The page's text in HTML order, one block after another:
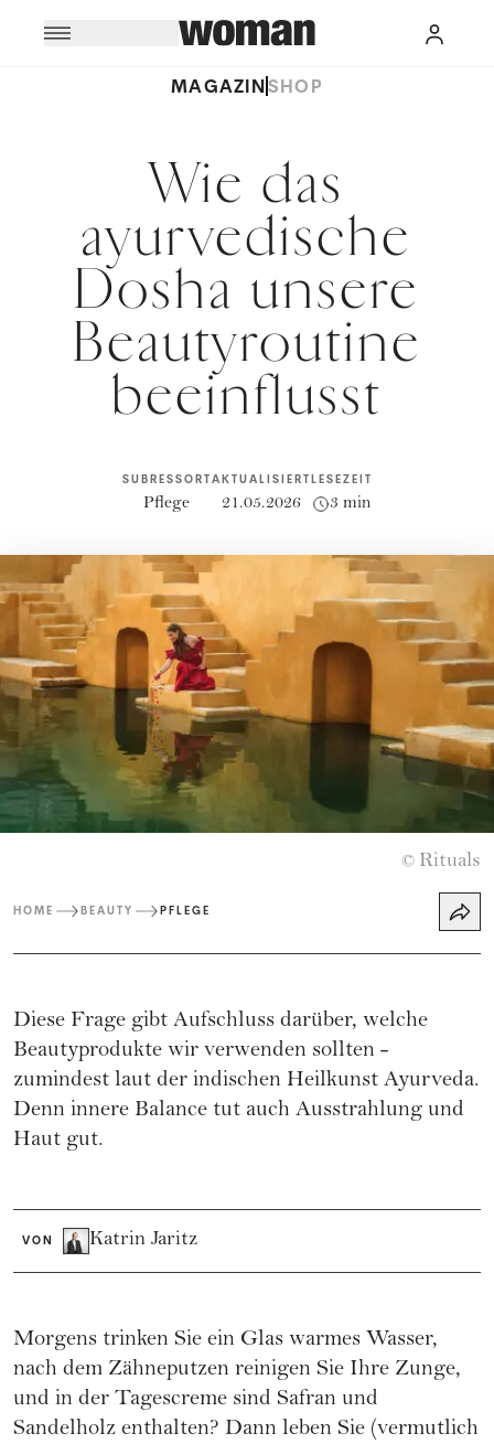
MAGAZINSHOP
Wie das
ayurvedische
Dosha unsere
Beautyroutine
beeinflusst
SUBRESSORT
Pflege
AKTUALISIERT
21.05.2026
LESEZEIT
3 min
© Rituals
HOME BEAUTY PFLEGE
Diese Frage gibt Aufschluss darüber, welche
Beautyprodukte wir verwenden sollten -
zumindest laut der indischen Heilkunst Ayurveda.
Denn innere Balance tut auch Ausstrahlung und
Haut gut.
VON Katrin Jaritz
Morgens trinken Sie ein Glas warmes Wasser,
nach dem Zähneputzen reinigen Sie Ihre Zunge,
und in der Tagescreme sind Safran und
Sandelholz enthalten? Dann leben Sie (vermutlich